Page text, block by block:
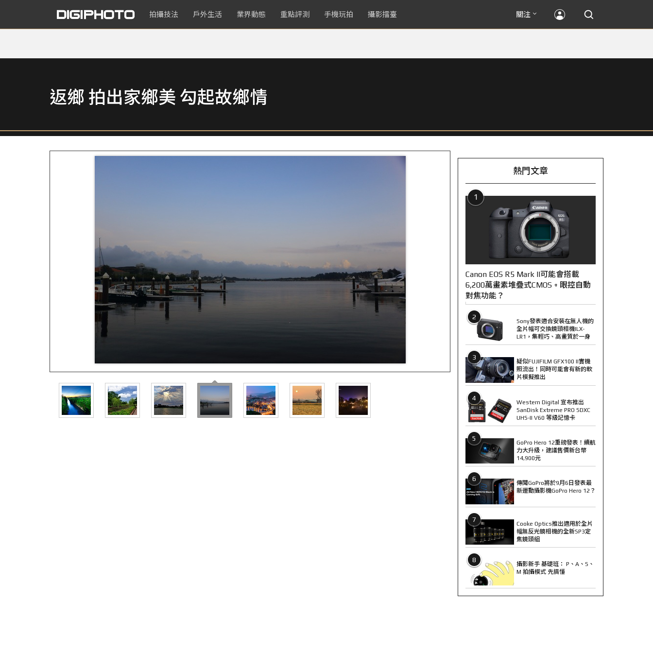
拍攝技法 戶外生活 業界動態 重點評測 手機玩拍 攝影擂臺 關注
返鄉 拍出家鄉美 勾起故鄉情
熱門文章
1
Canon EOS R5 Mark II可能會搭載
6,200萬畫素堆疊式CMOS + 眼控自動
對焦功能？
2
Sony發表適合安裝在無人機的
全片幅可交換鏡頭相機ILX-
LR1，集輕巧、高畫質於一身
3
疑似FUJIFILM GFX100 II實機
照流出！同時可能會有新的軟
片模擬推出
4
Western Digital 宣布推出
SanDisk Extreme PRO SDXC
UHS-II V60 等級記憶卡
5
GoPro Hero 12重磅發表！續航
力大升級，建議售價新台幣
14,900元
6
傳聞GoPro將於9月6日發表最
新運動攝影機GoPro Hero 12？
7
Cooke Optics推出適用於全片
幅無反光鏡相機的全新SP3定
焦鏡頭組
8
攝影新手 基礎班： P、A、S、
M 拍攝模式 先搞懂